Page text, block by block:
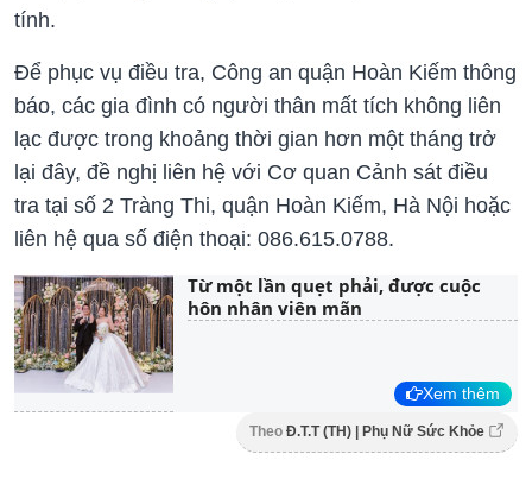
tính.
Để phục vụ điều tra, Công an quận Hoàn Kiếm thông
báo, các gia đình có người thân mất tích không liên
lạc được trong khoảng thời gian hơn một tháng trở
lại đây, đề nghị liên hệ với Cơ quan Cảnh sát điều
tra tại số 2 Tràng Thi, quận Hoàn Kiếm, Hà Nội hoặc
liên hệ qua số điện thoại: 086.615.0788.
Từ một lần quẹt phải, được cuộc
hôn nhân viên mãn
Xem thêm
Theo Đ.T.T (TH) | Phụ Nữ Sức Khỏe